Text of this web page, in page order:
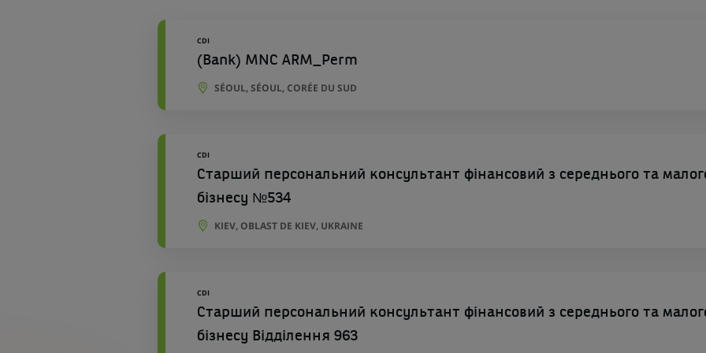
CDI
(Bank) MNC ARM_Perm
SÉOUL, SÉOUL, CORÉE DU SUD
CDI
Старший персональний консультант фінансовий з середнього та
бізнесу №534
KIEV, OBLAST DE KIEV, UKRAINE
CDI
Старший персональний консультант фінансовий з середнього та
бізнесу Відділення 963